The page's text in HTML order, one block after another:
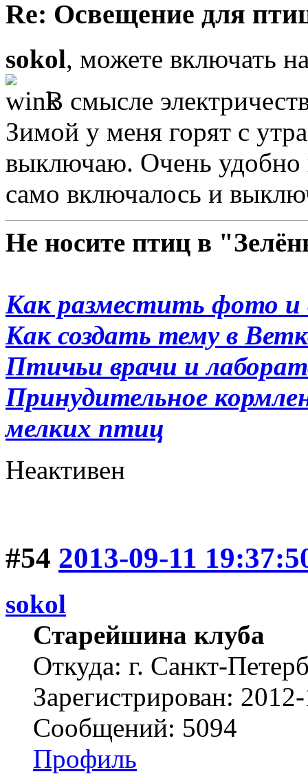
Re: Освещение для
sokol, можете включать
В смысле
Зимой у меня горят с
выключаю. Очень удобно
само включалось и
Не носите птиц в
Как разместить фото и
Как создать тему в
Птичьи врачи и
Принудительное
мелких птиц
Неактивен
#54 2013-09-11
sokol
Старейшина клуба
Откуда: г. Санкт-
Зарегистрирован:
Сообщений: 5094
Профиль